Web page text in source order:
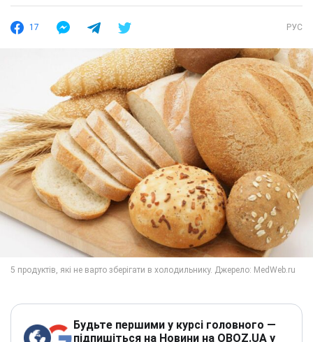
17 РУС
Будьте першими у курсі головного —
підпишіться на Новини на OBOZ.UA у